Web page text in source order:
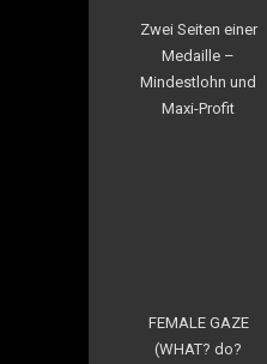
Zwei Seiten einer
Medaille –
Mindestlohn und
Maxi-Profit
FEMALE GAZE
(WHAT? do?